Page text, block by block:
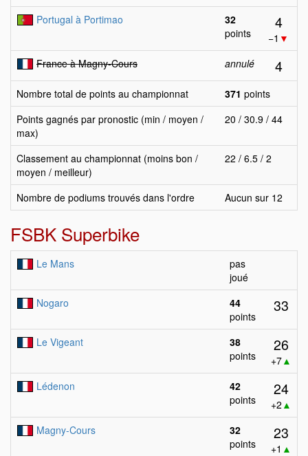
Portugal à Portimao
32
points
4
−1 ▼
France à Magny-Cours
annulé 4
Nombre total de points au championnat 371 points
Points gagnés par pronostic (min / moyen /
max)
20 / 30.9 / 44
Classement au championnat (moins bon /
moyen / meilleur)
22 / 6.5 / 2
Nombre de podiums trouvés dans l'ordre Aucun sur 12
FSBK Superbike
Le Mans
pas
joué
Nogaro
44
points
33
Le Vigeant
38
points
26
+7▲
Lédenon
42
points
24
+2 ▲
Magny-Cours
32
points
23
+1 ▲